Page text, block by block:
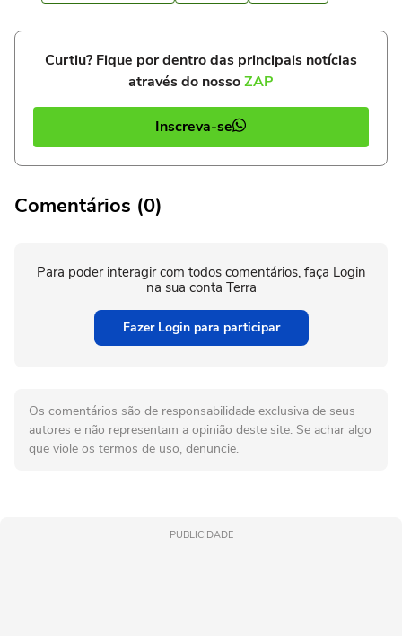
Curtiu? Fique por dentro das principais notícias
através do nossoZAP
Inscreva-se
Comentários (0)
Para poder interagir com todos comentários, faça Login
na sua conta Terra
Fazer Login para participar
Os comentários são de responsabilidade exclusiva de seus
autores e não representam a opinião deste site. Se achar algo
que viole os termos de uso, denuncie.
PUBLICIDADE